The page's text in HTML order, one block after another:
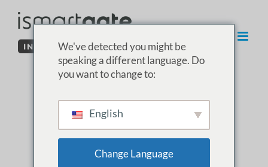
treści
01. Unboxing
Kamera zewnętrzna IP
We've detected you might be
speaking a different language. Do
you want to change to:
English
Change Language